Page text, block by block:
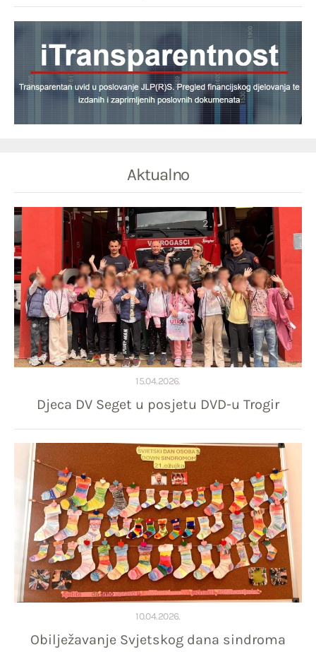
Aktualno
15.04.2026.
Djeca DV Seget u posjetu DVD-u Trogir
10.04.2026.
Obilježavanje Svjetskog dana sindroma